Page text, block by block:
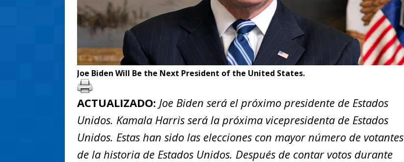
Joe Biden Will Be the Next President of the United States.
ACTUALIZADO: Joe Biden será el próximo presidente de Estados
Unidos. Kamala Harris será la próxima vicepresidenta de Estados
Unidos. Estas han sido las elecciones con mayor número de votantes
de la historia de Estados Unidos. Después de contar votos durante